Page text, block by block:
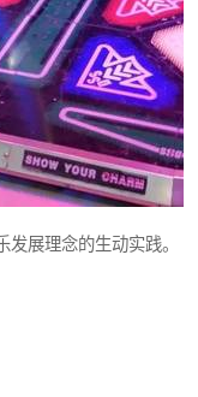
展理念的生动实践。